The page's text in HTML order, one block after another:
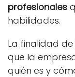
profesionales
habilidades.
La finalidad
que la
quién es y